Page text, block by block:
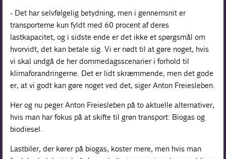
- Det har selvfølgelig betydning, men i gennemsnit er
transporterne kun fyldt med 60 procent af deres
lastkapacitet, og i sidste ende er det ikke et spørgsmål om
hvorvidt, det kan betale sig. Vi er nødt til at gøre noget, hvis
vi skal undgå de her dommedagsscenarier i forhold til
klimaforandringerne. Det er lidt skræmmende, men det gode
er, at vi godt kan gøre noget ved det, siger Anton Freiesleben.
Her og nu peger Anton Freiesleben på to aktuelle alternativer,
hvis man har fokus på at skifte til grøn transport: Biogas og
biodiesel.
Lastbiler, der kører på biogas, koster mere, men hvis man